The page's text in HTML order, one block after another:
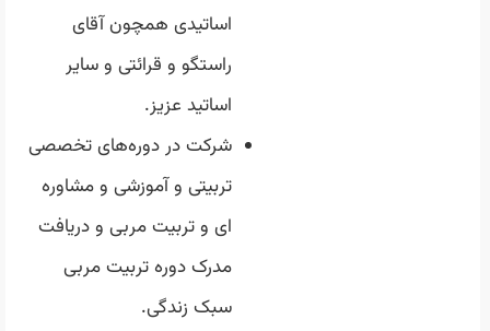
اساتیدی همچون آقای
راستگو و قرائتی و سایر
اساتید عزیز.
شرکت در دوره‌های تخصصی
تربیتی و آموزشی و مشاوره
ای و تربیت مربی و دریافت
مدرک دوره تربیت مربی
سبک زندگی.